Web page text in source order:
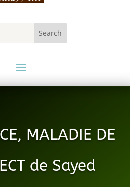
MALADIE DE
de Sayed